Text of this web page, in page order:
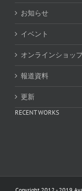
お知らせ
イベント
オンラインショッ
報道資料
更新
RECENT WORKS